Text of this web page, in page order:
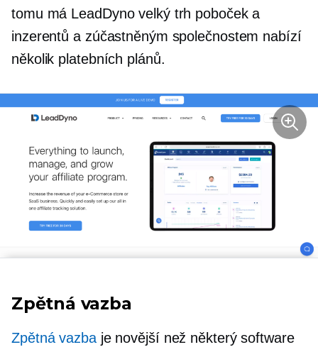
tomu má LeadDyno velký trh poboček a
inzerentů a zúčastněným společnostem nabízí
několik platebních plánů.
Zpětná vazba
Zpětná vazbaje novější než některý software